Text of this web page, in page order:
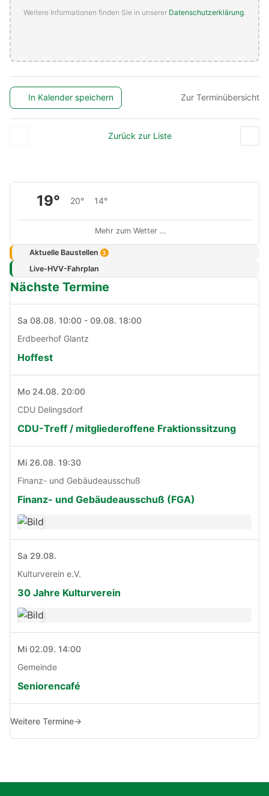
Weitere Informationen finden Sie in unserer Datenschutzerklärung.
In Kalender speichern Zur Terminübersicht
Zurück zur Liste
19° 20° 14°
Mehr zum Wetter …
Aktuelle Baustellen 3
Live-HVV-Fahrplan
Nächste Termine
Sa 08.08. 10:00 - 09.08. 18:00
Erdbeerhof Glantz
Hoffest
Mo 24.08. 20:00
CDU Delingsdorf
CDU-Treff / mitgliederoffene Fraktionssitzung
Mi 26.08. 19:30
Finanz- und Gebäudeausschuß
Finanz- und Gebäudeausschuß (FGA)
Sa 29.08.
Kulturverein e.V.
30 Jahre Kulturverein
Mi 02.09. 14:00
Gemeinde
Seniorencafé
Weitere Termine→